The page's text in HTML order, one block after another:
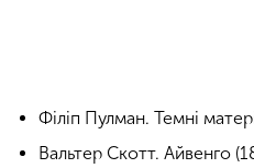
Філіп Пулман. Темні
Вальтер Скотт. Айвенго